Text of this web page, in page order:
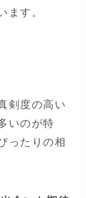
ます。
剣度の高い
いのが特
ったりの相